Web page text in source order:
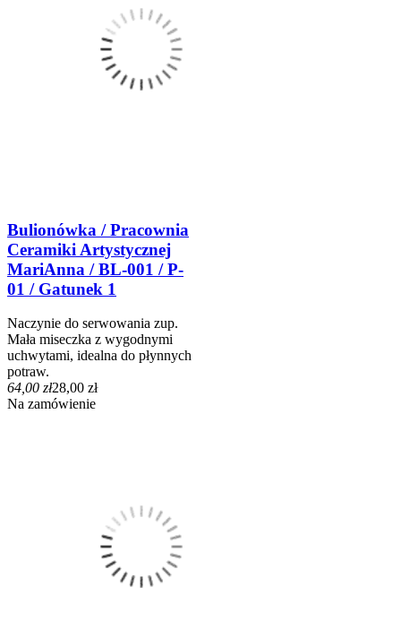
Bulionówka / Pracownia
Ceramiki Artystycznej
MariAnna / BL-001 / P-
01 / Gatunek 1
Naczynie do serwowania zup.
Mała miseczka z wygodnymi
uchwytami, idealna do płynnych
potraw.
64,00 zł28,00 zł
Na zamówienie